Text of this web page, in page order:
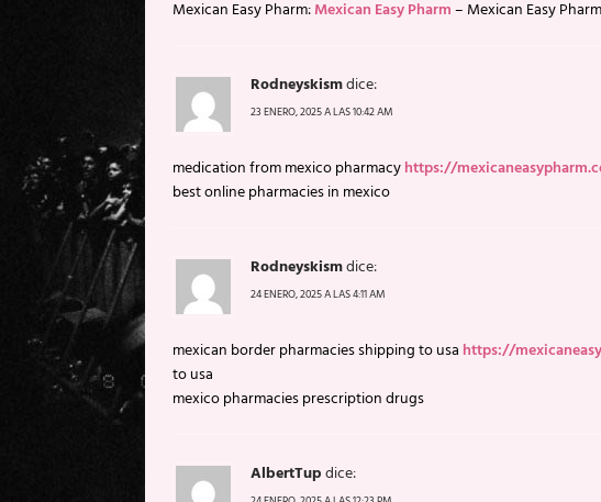
Mexican Easy Pharm:Mexican Easy Pharm– Mexican Easy Pharm
Rodneyskismdice:
23 ENERO, 2025 A LAS 10:42 AM
medication from mexico pharmacyhttps://
best online pharmacies in mexico
Rodneyskismdice:
24 ENERO, 2025 A LAS 4:11 AM
mexican border pharmacies shipping to usa https://
to usa
mexico pharmacies prescription drugs
AlbertTupdice: